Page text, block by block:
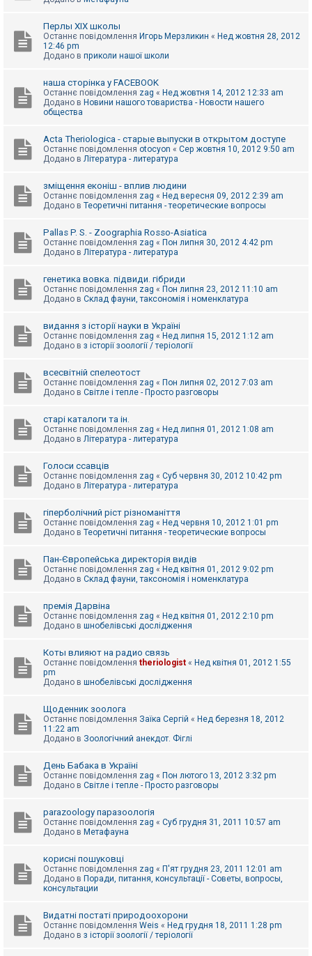
Перлы ХІХ школы
Останнє повідомлення Игорь Мерзликин « Нед жовтня 28, 2012
12:46 pm
Додано в приколи нашої школи
наша сторінка у FACEBOOK
Останнє повідомлення zag « Нед жовтня 14, 2012 12:33 am
Додано в Новини нашого товариства - Новости нашего
общества
Acta Theriologica - старые выпуски в открытом доступе
Останнє повідомлення otocyon « Сер жовтня 10, 2012 9:50 am
Додано в Література - литература
зміщення еконіш - вплив людини
Останнє повідомлення zag « Нед вересня 09, 2012 2:39 am
Додано в Теоретичні питання - теоретические вопросы
Pallas P. S. - Zoographia Rosso-Asiatica
Останнє повідомлення zag « Пон липня 30, 2012 4:42 pm
Додано в Література - литература
генетика вовка. підвиди. гібриди
Останнє повідомлення zag « Пон липня 23, 2012 11:10 am
Додано в Склад фауни, таксономія і номенклатура
видання з історії науки в Україні
Останнє повідомлення zag « Нед липня 15, 2012 1:12 am
Додано в з історії зоології / теріології
всесвітній спелеотост
Останнє повідомлення zag « Пон липня 02, 2012 7:03 am
Додано в Світле і тепле - Просто разговоры
старі каталоги та ін.
Останнє повідомлення zag « Нед липня 01, 2012 1:08 am
Додано в Література - литература
Голоси ссавців
Останнє повідомлення zag « Суб червня 30, 2012 10:42 pm
Додано в Література - литература
гіперболічний ріст різноманіття
Останнє повідомлення zag « Нед червня 10, 2012 1:01 pm
Додано в Теоретичні питання - теоретические вопросы
Пан-Європейська директорія видів
Останнє повідомлення zag « Нед квітня 01, 2012 9:02 pm
Додано в Склад фауни, таксономія і номенклатура
премія Дарвіна
Останнє повідомлення zag « Нед квітня 01, 2012 2:10 pm
Додано в шнобелівські дослідження
Коты влияют на радио связь
Останнє повідомлення theriologist « Нед квітня 01, 2012 1:55
pm
Додано в шнобелівські дослідження
Щоденник зоолога
Останнє повідомлення Заїка Сергій « Нед березня 18, 2012
11:22 am
Додано в Зоологічний анекдот. Фіглі
День Бабака в Україні
Останнє повідомлення zag « Пон лютого 13, 2012 3:32 pm
Додано в Світле і тепле - Просто разговоры
parazoology паразоологія
Останнє повідомлення zag « Суб грудня 31, 2011 10:57 am
Додано в Метафауна
корисні пошуковці
Останнє повідомлення zag « П'ят грудня 23, 2011 12:01 am
Додано в Поради, питання, консультації - Советы, вопросы,
консультации
Видатні постаті природоохорони
Останнє повідомлення Weis « Нед грудня 18, 2011 1:28 pm
Додано в з історії зоології / теріології